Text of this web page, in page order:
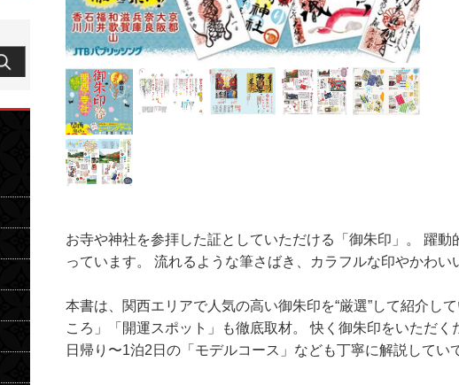
お寺や神社を参拝した証としていただける「御朱印」。 躍
っています。 流れるような筆さばき、カラフルな印やかわい
本書は、関西エリアで人気の高い御朱印を“厳選”して紹介し
ころ」「開運スポット」も徹底取材。 快く御朱印をいただ
日帰り〜1泊2日の「モデルコース」なども丁寧に解説してい